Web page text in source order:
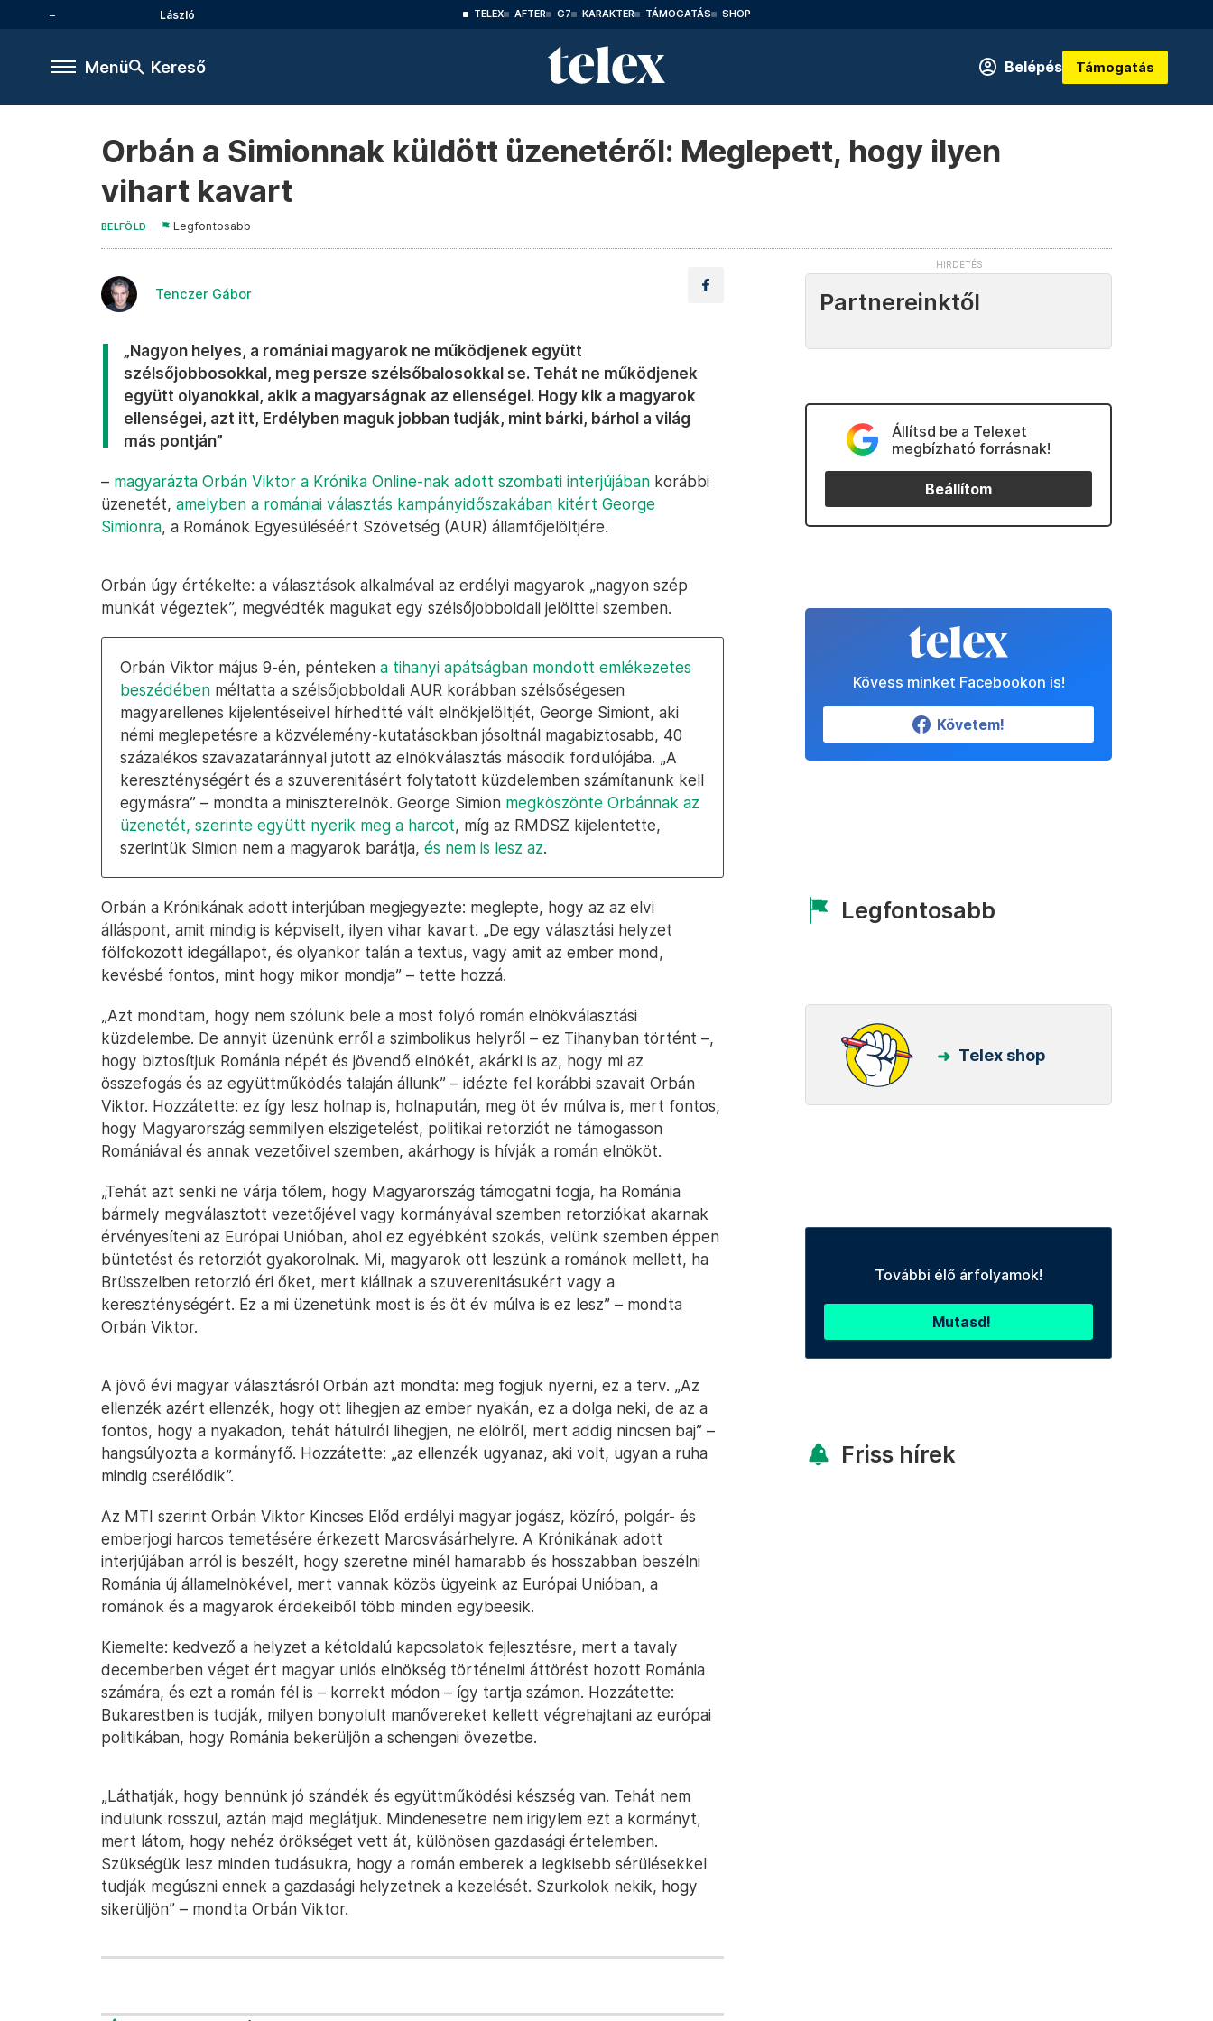
László TELEX AFTER G7 KARAKTER TÁMOGATÁS SHOP
Menü Kereső Belépés Támogatás
Orbán a Simionnak küldött üzenetéről: Meglepett, hogy ilyen
vihart kavart
BELFÖLD Legfontosabb
Tenczer Gábor
„Nagyon helyes, a romániai magyarok ne működjenek együtt
szélsőjobbosokkal, meg persze szélsőbalosokkal se. Tehát ne működjenek
együtt olyanokkal, akik a magyarságnak az ellenségei. Hogy kik a magyarok
ellenségei, azt itt, Erdélyben maguk jobban tudják, mint bárki, bárhol a világ
más pontján”
– magyarázta Orbán Viktor a Krónika Online-nak adott szombati interjújában korábbi
üzenetét, amelyben a romániai választás kampányidőszakában kitért George
Simionra, a Románok Egyesüléséért Szövetség (AUR) államfőjelöltjére.
Orbán úgy értékelte: a választások alkalmával az erdélyi magyarok „nagyon szép
munkát végeztek”, megvédték magukat egy szélsőjobboldali jelölttel szemben.
Orbán Viktor május 9-én, pénteken a tihanyi apátságban mondott emlékezetes
beszédében méltatta a szélsőjobboldali AUR korábban szélsőségesen
magyarellenes kijelentéseivel hírhedtté vált elnökjelöltjét, George Simiont, aki
némi meglepetésre a közvélemény-kutatásokban jósoltnál magabiztosabb, 40
százalékos szavazataránnyal jutott az elnökválasztás második fordulójába. „A
kereszténységért és a szuverenitásért folytatott küzdelemben számítanunk kell
egymásra” – mondta a miniszterelnök. George Simion megköszönte Orbánnak az
üzenetét, szerinte együtt nyerik meg a harcot, míg az RMDSZ kijelentette,
szerintük Simion nem a magyarok barátja, és nem is lesz az.
Orbán a Krónikának adott interjúban megjegyezte: meglepte, hogy az az elvi
álláspont, amit mindig is képviselt, ilyen vihar kavart. „De egy választási helyzet
fölfokozott idegállapot, és olyankor talán a textus, vagy amit az ember mond,
kevésbé fontos, mint hogy mikor mondja” – tette hozzá.
„Azt mondtam, hogy nem szólunk bele a most folyó román elnökválasztási
küzdelembe. De annyit üzenünk erről a szimbolikus helyről – ez Tihanyban történt –,
hogy biztosítjuk Románia népét és jövendő elnökét, akárki is az, hogy mi az
összefogás és az együttműködés talaján állunk” – idézte fel korábbi szavait Orbán
Viktor. Hozzátette: ez így lesz holnap is, holnapután, meg öt év múlva is, mert fontos,
hogy Magyarország semmilyen elszigetelést, politikai retorziót ne támogasson
Romániával és annak vezetőivel szemben, akárhogy is hívják a román elnököt.
„Tehát azt senki ne várja tőlem, hogy Magyarország támogatni fogja, ha Románia
bármely megválasztott vezetőjével vagy kormányával szemben retorziókat akarnak
érvényesíteni az Európai Unióban, ahol ez egyébként szokás, velünk szemben éppen
büntetést és retorziót gyakorolnak. Mi, magyarok ott leszünk a románok mellett, ha
Brüsszelben retorzió éri őket, mert kiállnak a szuverenitásukért vagy a
kereszténységért. Ez a mi üzenetünk most is és öt év múlva is ez lesz” – mondta
Orbán Viktor.
A jövő évi magyar választásról Orbán azt mondta: meg fogjuk nyerni, ez a terv. „Az
ellenzék azért ellenzék, hogy ott lihegjen az ember nyakán, ez a dolga neki, de az a
fontos, hogy a nyakadon, tehát hátulról lihegjen, ne elölről, mert addig nincsen baj” –
hangsúlyozta a kormányfő. Hozzátette: „az ellenzék ugyanaz, aki volt, ugyan a ruha
mindig cserélődik”.
Az MTI szerint Orbán Viktor Kincses Előd erdélyi magyar jogász, közíró, polgár- és
emberjogi harcos temetésére érkezett Marosvásárhelyre. A Krónikának adott
interjújában arról is beszélt, hogy szeretne minél hamarabb és hosszabban beszélni
Románia új államelnökével, mert vannak közös ügyeink az Európai Unióban, a
románok és a magyarok érdekeiből több minden egybeesik.
Kiemelte: kedvező a helyzet a kétoldalú kapcsolatok fejlesztésre, mert a tavaly
decemberben véget ért magyar uniós elnökség történelmi áttörést hozott Románia
számára, és ezt a román fél is – korrekt módon – így tartja számon. Hozzátette:
Bukarestben is tudják, milyen bonyolult manővereket kellett végrehajtani az európai
politikában, hogy Románia bekerüljön a schengeni övezetbe.
„Láthatják, hogy bennünk jó szándék és együttműködési készség van. Tehát nem
indulunk rosszul, aztán majd meglátjuk. Mindenesetre nem irigylem ezt a kormányt,
mert látom, hogy nehéz örökséget vett át, különösen gazdasági értelemben.
Szükségük lesz minden tudásukra, hogy a román emberek a legkisebb sérülésekkel
tudják megúszni ennek a gazdasági helyzetnek a kezelését. Szurkolok nekik, hogy
sikerüljön” – mondta Orbán Viktor.
Partnereinktől
Állítsd be a Telexet
megbízható forrásnak!
Beállítom
Kövess minket Facebookon is!
Követem!
Legfontosabb
Telex shop
További élő árfolyamok!
Mutasd!
Friss hírek